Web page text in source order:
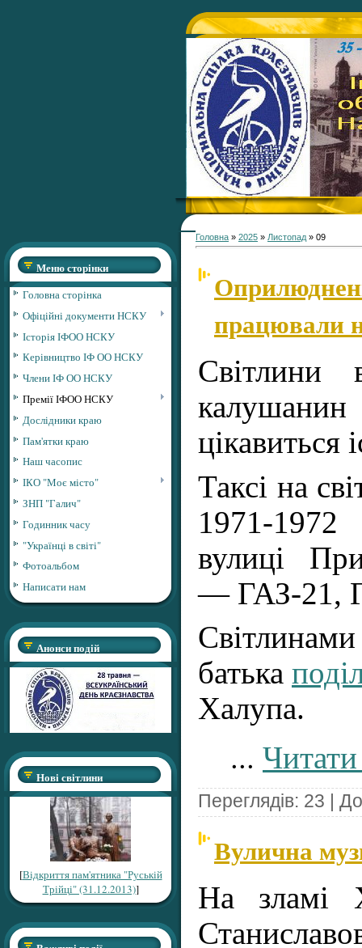
Меню сторінки
Головна сторінка
Офіційні документи НСКУ
Історія ІФОО НСКУ
Керівництво ІФ ОО НСКУ
Члени ІФ ОО НСКУ
Премії ІФОО НСКУ
Дослідники краю
Пам'ятки краю
Наш часопис
ІКО "Моє місто"
ЗНП "Галич"
Годинник часу
"Українці в світі"
Фотоальбом
Написати нам
Анонси подій
Нові світлини
[Відкриття пам'ятника "Руській
Трійці" (31.12.2013)]
Головна » 2025 » Листопад » 09
працювали
Світлини
цікавиться
Таксі на
1971-
вулиці
— ГАЗ-21,
батька
Халупа.
...
Переглядів: 23 |
Вулична
На зламі